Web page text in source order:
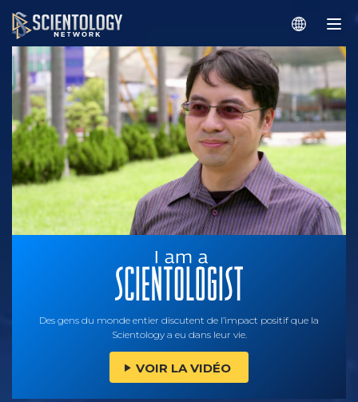
Des gens du monde entier discutent de l’impact positif que la
Scientology a eu dans leur vie.
VOIR LA VIDÉO